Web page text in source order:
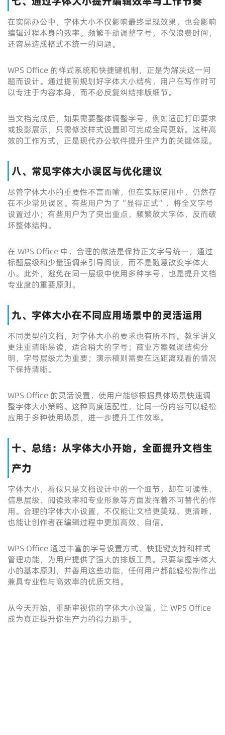
在实际办公中，字体大小不仅影响最终呈现效果，也会影响
编辑过程本身的效率。频繁手动调整字号，不仅浪费时间，
还容易造成格式不统一的问题。
WPS Office 的样式系统和快捷键机制，正是为解决这一问
题而设计。通过提前规划好字体大小结构，用户在写作时可
以专注于内容本身，而不必反复纠结排版细节。
当文档完成后，如果需要整体调整字号，例如适配打印要求
或投影展示，只需修改样式设置即可完成全局更新。这种高
效的工作方式，正是现代办公软件提升生产力的关键体现。
八、常见字体大小误区与优化建议
尽管字体大小的重要性不言而喻，但在实际使用中，仍然存
在不少常见误区。有些用户为了“显得正式”，将全文字号
设置过小；有些用户为了突出重点，频繁放大字体，反而破
坏整体结构。
在 WPS Office 中，合理的做法是保持正文字号统一，通过
标题层级和少量强调来引导阅读，而不是随意改变字体大
小。此外，避免在同一层级中使用多种字号，也是提升文档
专业度的重要原则。
九、字体大小在不同应用场景中的灵活运用
不同类型的文档，对字体大小的要求也有所不同。教学讲义
更注重清晰易读，适合稍大的字号；商业方案强调结构分
明，字号层级尤为重要；演示稿则需要在远距离观看的情况
下保持清晰。
WPS Office 的灵活设置，使用户能够根据具体场景快速调
整字体大小策略。这种高度适配性，让同一份内容可以轻松
应用于多种使用场景，进一步提升工作效率。
十、总结：从字体大小开始，全面提升文档生
产力
字体大小，看似只是文档设计中的一个细节，却在可读性、
信息层级、阅读效率和专业形象等方面发挥着不可替代的作
用。合理的字体大小设置，不仅能让文档更美观、更清晰，
也能让创作者在编辑过程中更加高效、自信。
WPS Office 通过丰富的字号设置方式、快捷键支持和样式
管理功能，为用户提供了强大的排版工具。只要掌握字体大
小的基本原则，并善用这些功能，任何用户都能轻松制作出
兼具专业性与高效率的优质文档。
从今天开始，重新审视你的字体大小设置，让 WPS Office
成为真正提升你生产力的得力助手。